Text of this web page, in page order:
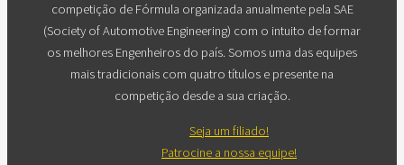
competição de Fórmula organizada anualmente pela SAE
(Society of Automotive Engineering) com o intuito de formar
os melhores Engenheiros do país. Somos uma das equipes
mais tradicionais com quatro títulos e presente na
competição desde a sua criação.
Seja um filiado!
Patrocine a nossa equipe!